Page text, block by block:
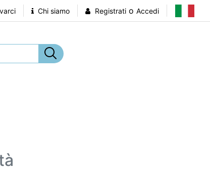
Chi siamo Registrati o Accedi